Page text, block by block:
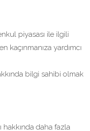
piyasası ile ilgili
yardımcı
bilgi sahibi olmak
hakkında daha fazla